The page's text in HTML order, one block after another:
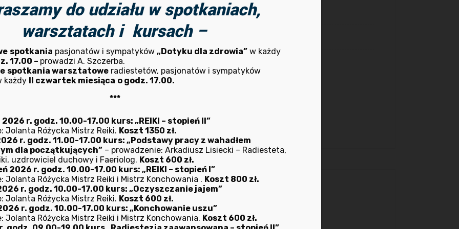
– 23 czerwca br.
Urszuli Bartosiak
i wszystkich Panów do Bioradu w najbliższy
z Urszulą Bartosiak, tj. na ––
body, Total Classic, AG, AU+AG,– pokaz
Rekrutacja
do udziału w spotkaniach,
warsztatach i kursach –
spotkania pasjonatów i sympatyków „Dotyku dla zdrowia”w każdy
17.00 – prowadzi A. Szczerba.
spotkania warsztatoweradiestetów, pasjonatów i sympatyków
każdy II czwartek miesiąca o godz. 17.00.
***
r. godz. 10.00-17.00 kurs: „REIKI – stopień II”
Jolanta Różycka Mistrz Reiki. Koszt 1350 zł.
r. godz. 11.00-17.00 kurs: „Podstawy pracy z wahadłem
dla początkujących”– prowadzenie: Arkadiusz Lisiecki – Radiesteta,
uzdrowiciel duchowy i Faeriolog. Koszt 600 zł.
2026 r. godz. 10.00-17.00 kurs: „REIKI – stopień I”
Jolanta Różycka Mistrz Reiki i Mistrz Konchowania . Koszt 800 zł.
r. godz. 10.00-17.00 kurs: „Oczyszczanie jajem”
Jolanta Różycka Mistrz Reiki. Koszt 600 zł.
r. godz. 10.00-17.00 kurs: „Konchowanie uszu”
Jolanta Różycka Mistrz Reiki i Mistrz Konchowania. Koszt 600 zł.